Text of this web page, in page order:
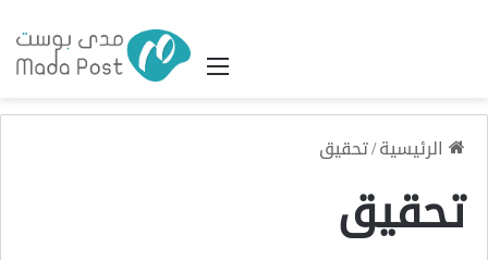
القائمة
الرئيسية/تحقيق
تحقيق